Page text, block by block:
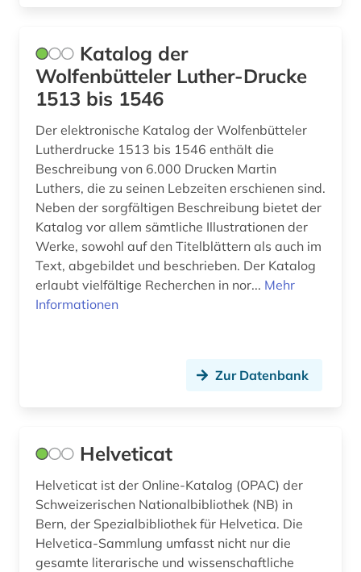
brandschutz (1)
brasilien (1)
brauchtum (1)
braunschweig (3)
bremen <geschichte> (1)
brief (8)
briefsammlung (12)
briefwechsel (1)
brüssel (2)
buch (6)
buchbesitz (1)
buchbestand (1)
Katalog der
Wolfenbütteler Luther-Drucke
1513 bis 1546
Der elektronische Katalog der Wolfenbütteler
Lutherdrucke 1513 bis 1546 enthält die
Beschreibung von 6.000 Drucken Martin
Luthers, die zu seinen Lebzeiten erschienen sind.
Neben der sorgfältigen Beschreibung bietet der
Katalog vor allem sämtliche Illustrationen der
Werke, sowohl auf den Titelblättern als auch im
Text, abgebildet und beschrieben. Der Katalog
erlaubt vielfältige Recherchen in nor... Mehr
Informationen
Zur Datenbank
Helveticat
Helveticat ist der Online-Katalog (OPAC) der
Schweizerischen Nationalbibliothek (NB) in
Bern, der Spezialbibliothek für Helvetica. Die
Helvetica-Sammlung umfasst nicht nur die
gesamte literarische und wissenschaftliche